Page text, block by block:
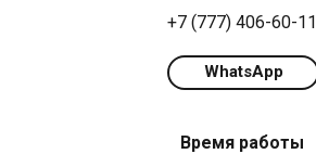
+7 (777) 406-60-11
Время работы
WhatsApp